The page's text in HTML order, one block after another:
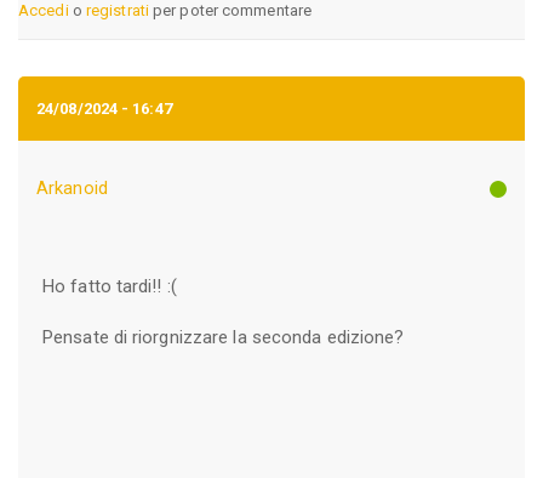
Accedio registratiper poter commentare
24/08/2024 - 16:47
Arkanoid
Ho fatto tardi!! :(
Pensate di riorgnizzare la seconda edizione?